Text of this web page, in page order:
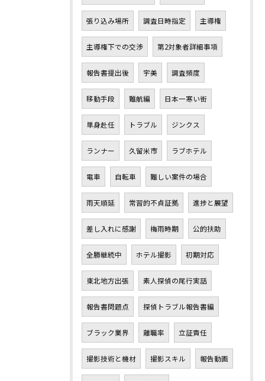
張り込み場所 調査日時指定 主導権
主導権下での交渉 第2対象者詳細事項
報告書提出後 宇美 調査頻度
移動手段 難航編 日本一寒い街
単身赴任 トラブル ジンクス
ランナー 久留米市 ラブホテル
電車 自転車 難しい案件の場合
雨天順延 常習的不貞証拠 進捗と展望
差し入れに感謝 梅雨時期 公的扶助
全勝継続中 ホテル撮影 初期対応
東北地方出張 素人探偵の尾行実話
報告書問題点 探偵トラブル報告書編
ブラック業界 離職率 立証責任
撮影技術と機材 撮影スキル 報告動画